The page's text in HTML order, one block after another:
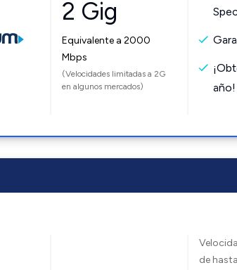
2 Gig
Equivalente a 2000
Mbps
(Velocidades limitadas a 2G
en algunos mercados)
de hasta